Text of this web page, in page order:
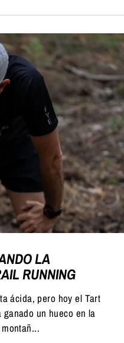
LA
RUNNING
ácida, pero hoy el Tart
un hueco en la